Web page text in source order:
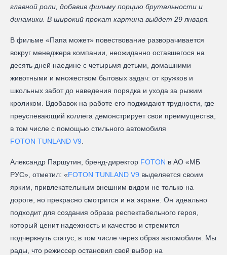
главной роли, добавив фильму порцию брутальности и
динамики. В широкий прокат картина выйдет 29 января.
В фильме «Папа может» повествование разворачивается
вокруг менеджера компании, неожиданно оставшегося на
десять дней наедине с четырьмя детьми, домашними
животными и множеством бытовых задач: от кружков и
школьных забот до наведения порядка и ухода за рыжим
кроликом. Вдобавок на работе его поджидают трудности, где
преуспевающий коллега демонстрирует свои преимущества,
в том числе с помощью стильного автомобиля
FOTON TUNLAND V9
Александр Паршутин, бренд-директор FOTON в АО «МБ
РУС», отметил: «FOTON TUNLAND V9 выделяется своим
ярким, привлекательным внешним видом не только на
дороге, но прекрасно смотрится и на экране. Он идеально
подходит для создания образа респектабельного героя,
который ценит надежность и качество и стремится
подчеркнуть статус, в том числе через образ автомобиля. Мы
рады, что режиссер остановил свой выбор на